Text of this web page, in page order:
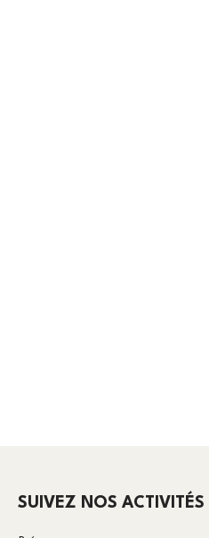
SUIVEZ NOS ACTIVITÉS